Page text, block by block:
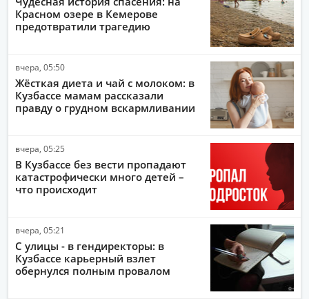
Красном озере в Кемерове
предотвратили трагедию
вчера, 05:50
Жёсткая диета и чай с молоком: в
Кузбассе мамам рассказали
правду о грудном вскармливании
вчера, 05:25
В Кузбассе без вести пропадают
катастрофически много детей –
что происходит
вчера, 05:21
С улицы - в гендиректоры: в
Кузбассе карьерный взлет
обернулся полным провалом